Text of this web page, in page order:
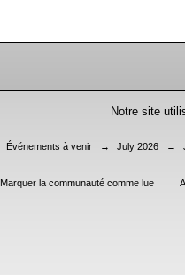
Notre site
Événements à venir → July 2026 →
Marquer la communauté comme lue